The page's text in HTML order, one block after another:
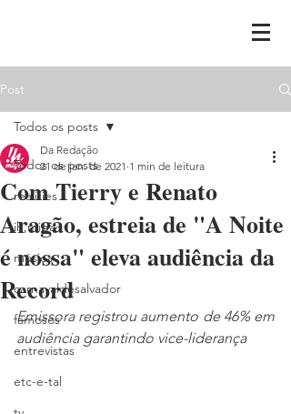
Post
Todos os posts
realities
ih,miga
música
carnavaldesalvador
famosos
entrevistas
etc-e-tal
Todos os posts
Com Tierry e Renato
Aragão, estreia de "A Noite
é nossa" eleva audiência da
Record
Da Redação
21 de jan. de 2021 1 min de leitura
Emissora registrou aumento de 46% em
audiência garantindo vice-liderança